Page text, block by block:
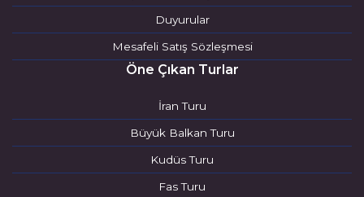
Duyurular
Mesafeli Satış Sözleşmesi
Öne Çıkan Turlar
İran Turu
Büyük Balkan Turu
Kudüs Turu
Fas Turu